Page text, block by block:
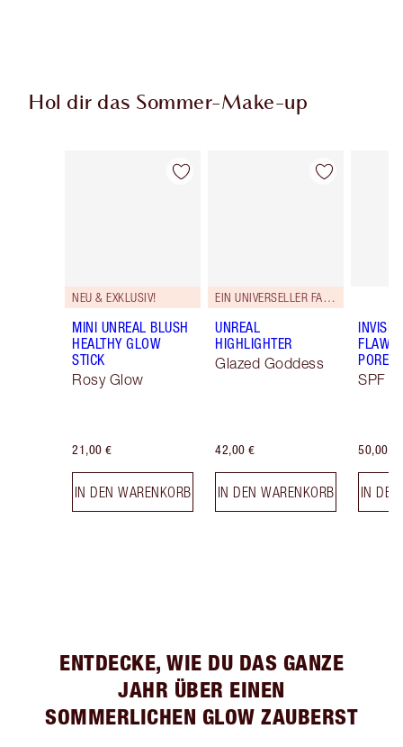
Hol dir das Sommer-Make-up
Artikel 1 von 68
NEU & EXKLUSIV!
MINI UNREAL BLUSH
HEALTHY GLOW
STICK
Rosy Glow
21,00 €
IN DEN WARENKORB
Artikel 2 von 68
EIN UNIVERSELLER FARBTON.
UNREAL
HIGHLIGHTER
Glazed Goddess
42,00 €
IN DEN WARENKORB
SPF
50,00 €
IN
ENTDECKE, WIE DU DAS GANZE
JAHR ÜBER EINEN
SOMMERLICHEN GLOW ZAUBERST